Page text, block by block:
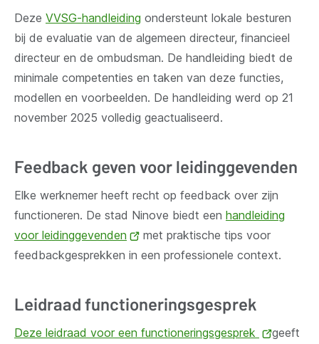
Deze VVSG-handleiding ondersteunt lokale besturen
bij de evaluatie van de algemeen directeur, financieel
directeur en de ombudsman. De handleiding biedt de
minimale competenties en taken van deze functies,
modellen en voorbeelden. De handleiding werd op 21
november 2025 volledig geactualiseerd.
Feedback geven voor leidinggevenden
Elke werknemer heeft recht op feedback over zijn
functioneren. De stad Ninove biedt een handleiding
voor leidinggevenden
(opent
nieuw
met praktische tips voor
feedbackgesprekken in een professionele context.
Leidraad functioneringsgesprek
Deze leidraad voor een functioneringsgesprek (opent
geeft